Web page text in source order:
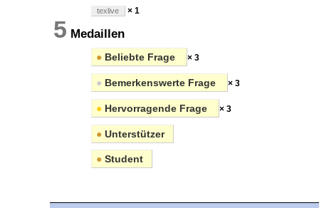
texlive × 1
5 Medaillen
● Beliebte Frage × 3
● Bemerkenswerte Frage × 3
● Hervorragende Frage × 3
● Unterstützer
● Student